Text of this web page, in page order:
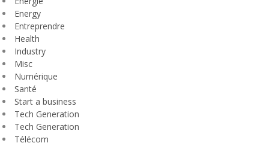
Energy
Entreprendre
Health
Industry
Misc
Numérique
Santé
Start a business
Tech Generation
Tech Generation
Télécom